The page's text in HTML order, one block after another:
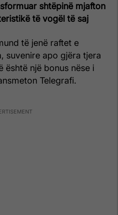
shtëpinë mjafton
të vogël të saj
të jenë raftet e
suvenire apo gjëra tjera
është një bonus nëse i
Telegrafi.